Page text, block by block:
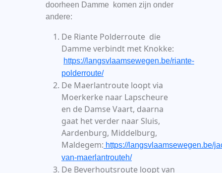
doorheen Damme komen zijn onder
andere:
De Riante Polderroute die
Damme verbindt met Knokke:
https://langsvlaamsewegen.be/riante-
polderroute/
De Maerlantroute loopt via
Moerkerke naar Lapscheure
en de Damse Vaart, daarna
gaat het verder naar Sluis,
Aardenburg, Middelburg,
Maldegem: https://langsvlaamsewegen.be/
van-maerlantrouteh/
De Beverhoutsroute loopt van